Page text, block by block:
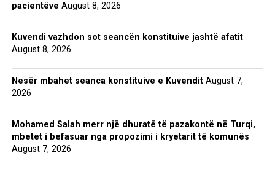
pacientëve August 8, 2026
Kuvendi vazhdon sot seancën konstituive jashtë afatit
August 8, 2026
Nesër mbahet seanca konstituive e Kuvendit August 7,
2026
Mohamed Salah merr një dhuratë të pazakontë në Turqi,
mbetet i befasuar nga propozimi i kryetarit të komunës
August 7, 2026